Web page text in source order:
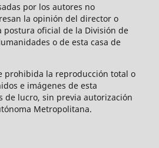
por los autores no
la opinión del director o
oficial de la División de
o de esta casa de
prohibida la reproducción total o
e imágenes de esta
de lucro, sin previa autorización
Metropolitana.